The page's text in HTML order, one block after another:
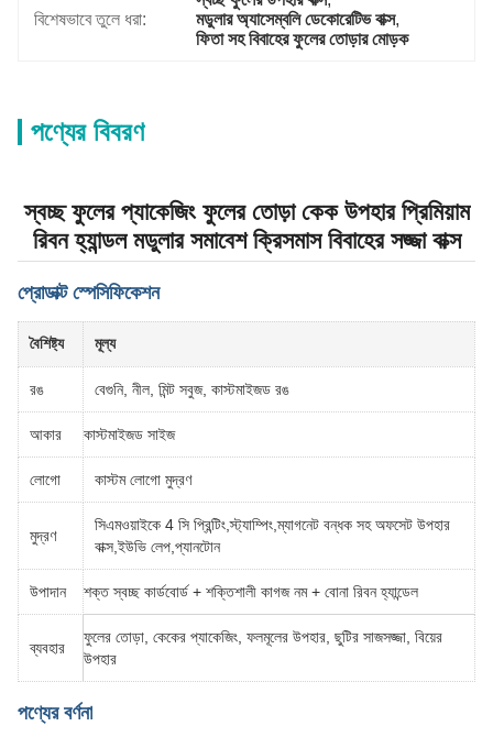
বিশেষভাবে তুলে ধরা:
মডুলার অ্যাসেম্বলি ডেকোরেটিভ বাক্স,
ফিতা সহ বিবাহের ফুলের তোড়ার মোড়ক
পণ্যের বিবরণ
স্বচ্ছ ফুলের প্যাকেজিং ফুলের তোড়া কেক উপহার প্রিমিয়াম
রিবন হ্যান্ডল মডুলার সমাবেশ ক্রিসমাস বিবাহের সজ্জা বাক্স
প্রোডাক্ট স্পেসিফিকেশন
বৈশিষ্ট্য মূল্য
রঙ বেগুনি, নীল, মিন্ট সবুজ, কাস্টমাইজড রঙ
আকার কাস্টমাইজড সাইজ
লোগো কাস্টম লোগো মুদ্রণ
মুদ্রণ
সিএমওয়াইকে 4 সি প্রিন্টিং,স্ট্যাম্পিং,ম্যাগনেট বন্ধক সহ অফসেট উপহার
বাক্স,ইউভি লেপ,প্যানটোন
উপাদান শক্ত স্বচ্ছ কার্ডবোর্ড + শক্তিশালী কাগজ নম + বোনা রিবন হ্যান্ডেল
ব্যবহার
ফুলের তোড়া, কেকের প্যাকেজিং, ফলমূলের উপহার, ছুটির সাজসজ্জা, বিয়ের
উপহার
পণ্যের বর্ণনা